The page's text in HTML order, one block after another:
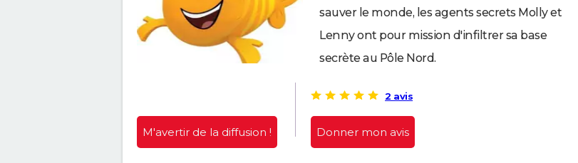
sauver le monde, les agents secrets Molly et
Lenny ont pour mission d'infiltrer sa base
secrète au Pôle Nord.
M'avertir de la diffusion !
2 avis
Donner mon avis